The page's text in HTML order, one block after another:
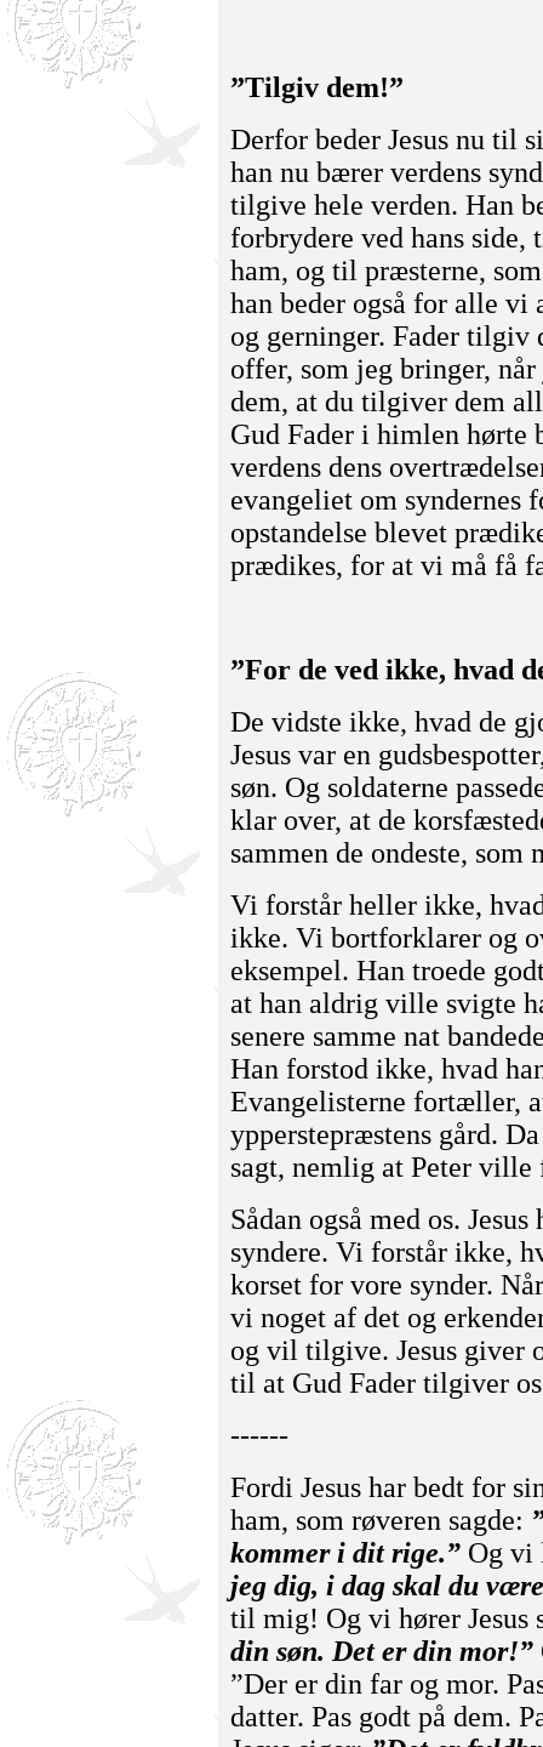
”Tilgiv dem!”
Derfor beder Jesus nu til
han nu bærer verdens
tilgive hele verden. Han
forbrydere ved hans
ham, og til præsterne,
han beder også for alle vi
og gerninger. Fader tilgiv
offer, som jeg bringer,
dem, at du tilgiver dem
Gud Fader i himlen hørte
verdens dens
evangeliet om syndernes
opstandelse blevet
prædikes, for at vi må få
”For de ved ikke, hvad
De vidste ikke, hvad de
Jesus var en
søn. Og soldaterne
klar over, at de
sammen de ondeste, som
Vi forstår heller ikke,
ikke. Vi bortforklarer og
eksempel. Han troede
at han aldrig ville svigte
senere samme nat
Han forstod ikke, hvad
Evangelisterne fortæller,
ypperstepræstens gård.
sagt, nemlig at Peter ville
Sådan også med os.
syndere. Vi forstår ikke,
korset for vore synder.
vi noget af det og
og vil tilgive. Jesus giver
til at Gud Fader tilgiver
------
Fordi Jesus har bedt for
ham, som røveren sagde:
kommer i dit rige.” Og vi
jeg dig, i dag skal du
til mig! Og vi hører Jesus
din søn. Det er din mor!”
”Der er din far og mor.
datter. Pas godt på dem.